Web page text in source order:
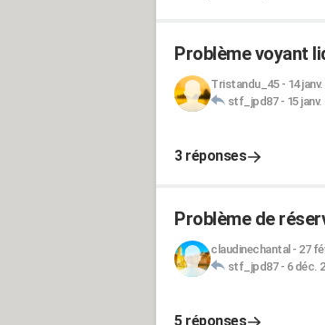
Problème voyant
Tristandu_45- 14
stf_jpd87- 15
3 réponses
Problème de
claudinechantal - 27
stf_jpd87- 6 déc.
5 réponses